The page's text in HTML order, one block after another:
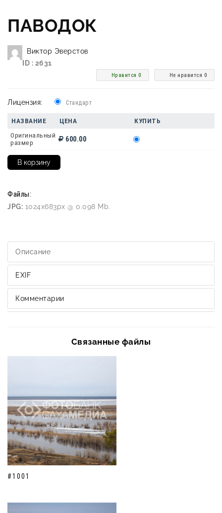
ПАВОДОК
Виктор Эверстов
ID : 2631
Не нравится 0
Нравится 0
Лицензия: Стандарт
НАЗВАНИЕ ЦЕНА
КУПИТЬ
Оригинальный
размер
600.00
Файлы:
JPG: 1024x683px @ 0.098 Mb.
Описание
EXIF
Комментарии
Связанные файлы
#1001